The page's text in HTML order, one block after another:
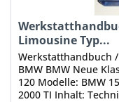
Limousine Typ...
Werkstatthandbuch
BMW BMW Neue
120 Modelle: BMW
2000 TI Inhalt: